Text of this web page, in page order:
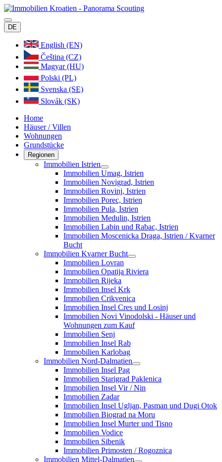
DE
English (EN)
Čeština (CZ)
Magyar (HU)
Polski (PL)
Svenska (SE)
Slovák (SK)
Home
Häuser / Villen
Wohnungen
Grundstücke
Regionen
Immobilien Istrien
Immobilien Umag, Istrien
Immobilien Novigrad, Istrien
Immobilien Rovinj, Istrien
Immobilien Porec, Istrien
Immobilien Pula, Istrien
Immobilien Medulin, Istrien
Immobilien Labin und Rabac, Istrien
Immobilien Moscenicka Draga, Istrien / Kvarner
Bucht
Immobilien Kvarner Bucht
Immobilien Lovran
Immobilien Opatija Riviera
Immobilien Rijeka
Immobilien Insel Krk
Immobilien Crikvenica
Immobilien Insel Cres und Losinj
Immobilien Novi Vinodolski - Häuser und
Wohnungen zum Kauf
Immobilien Senj
Immobilien Insel Rab
Immobilien Karlobag
Immobilien Nord-Dalmatien
Immobilien Insel Pag
Immobilien Starigrad Paklenica
Immobilien Insel Vir / Nin
Immobilien Zadar
Immobilien Insel Ugljan, Pasman und Dugi Otok
Immobilien Biograd na Moru
Immobilien Insel Murter und Tisno
Immobilien Vodice
Immobilien Sibenik
Immobilien Primosten / Rogoznica
Immobilien Mittel-Dalmatien